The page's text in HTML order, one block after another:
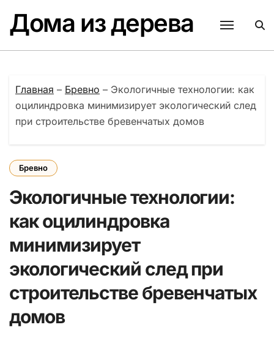
содержанию
Дома из дерева
Главная – Бревно – Экологичные технологии: как
оцилиндровка минимизирует экологический след
при строительстве бревенчатых домов
Бревно
Экологичные технологии:
как оцилиндровка
минимизирует
экологический след при
строительстве бревенчатых
домов